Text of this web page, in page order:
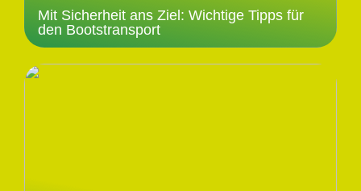
Mit Sicherheit ans Ziel: Wichtige Tipps für
den Bootstransport